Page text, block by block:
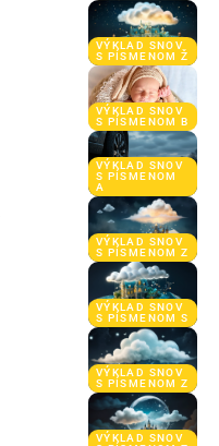
VÝKLAD SNOV
S PÍSMENOM Ž
VÝKLAD SNOV
S PÍSMENOM B
VÝKLAD SNOV
S PÍSMENOM
A
VÝKLAD SNOV
S PÍSMENOM Z
VÝKLAD SNOV
S PÍSMENOM S
VÝKLAD SNOV
S PÍSMENOM Z
VÝKLAD SNOV